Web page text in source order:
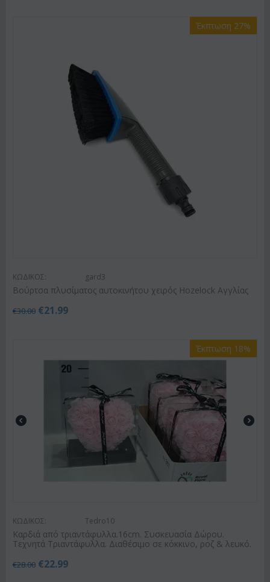
Έκπτωση 27%
ΚΩΔΙΚΟΣ: gard3
Βούρτσα πλυσίματος αυτοκινήτου χειρός Hozelock Αγγλίας
€30.00 €21.99
Έκπτωση 18%
ΚΩΔΙΚΟΣ: Tedro10
Καρδιά από τριαντάφυλλα.16cm. Συσκευασία Δώρου.
Τεχνητά Τριαντάφυλλα. Διαθέσιμο σε κόκκινο, ροζ & λευκό.
€28.00 €22.99